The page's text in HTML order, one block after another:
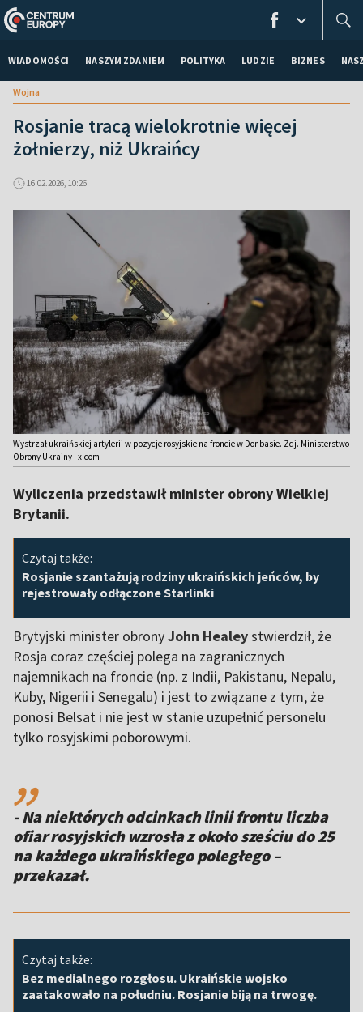
WIADOMOŚCI NASZYM ZDANIEM POLITYKA LUDZIE BIZNES
Wojna
Rosjanie tracą wielokrotnie więcej
żołnierzy, niż Ukraińcy
16.02.2026, 10:26
Wystrzał ukraińskiej artylerii w pozycje rosyjskie na froncie w Donbasie. Zdj. Ministerstwo
Obrony Ukrainy - x.com
Wyliczenia przedstawił minister obrony Wielkiej
Brytanii.
Czytaj także:
Rosjanie szantażują rodziny ukraińskich jeńców, by
rejestrowały odłączone Starlinki
Brytyjski minister obronyJohn Healeystwierdził, że
Rosja coraz częściej polega na zagranicznych
najemnikach na froncie (np. z Indii, Pakistanu, Nepalu,
Kuby, Nigerii i Senegalu) i jest to związane z tym, że
ponosi Belsat i nie jest w stanie uzupełnić personelu
tylko rosyjskimi poborowymi.
,,
- Na niektórych odcinkach linii frontu liczba
ofiar rosyjskich wzrosła z około sześciu do 25
na każdego ukraińskiego poległego –
przekazał.
Czytaj także:
Bez medialnego rozgłosu. Ukraińskie wojsko
zaatakowało na południu. Rosjanie biją na trwogę.